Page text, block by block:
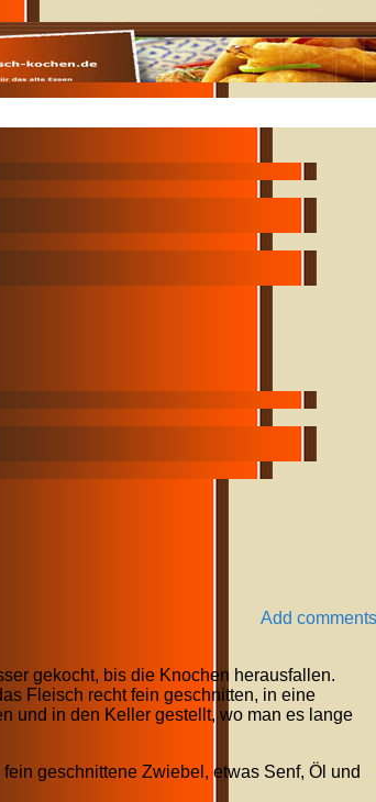
Add comments
gekocht, bis die Knochen herausfallen.
Fleisch recht fein geschnitten, in eine
und in den Keller gestellt, wo man es lange
geschnittene Zwiebel, etwas Senf, Öl und